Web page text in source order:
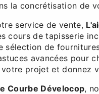
la concrétisation de
service de vente,
cours de tapisserie
sélection de
avancées pour
projet et donnez
Courbe Dévelocop,